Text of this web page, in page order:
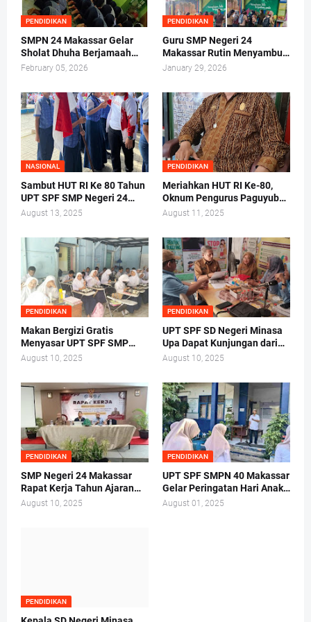
PENDIDIKAN
SMPN 24 Makassar Gelar
Sholat Dhuha Berjamaah
Sebelum Kegiatan Belajar
February 05, 2026
PENDIDIKAN
Guru SMP Negeri 24
Makassar Rutin Menyambut
Siswa di Gerbang
January 29, 2026
NASIONAL
Sambut HUT RI Ke 80 Tahun
UPT SPF SMP Negeri 24
Makassar Gelar Pelantikan
2026.
August 13, 2025
PENDIDIKAN
Meriahkan HUT RI Ke-80,
Oknum Pengurus Paguyuban
SDN Labuang Baji 2 Pungut
August 11, 2025
PENDIDIKAN
Makan Bergizi Gratis
Menyasar UPT SPF SMP
Negeri 40 Makassar
August 10, 2025
PENDIDIKAN
UPT SPF SD Negeri Minasa
Upa Dapat Kunjungan dari
Tim Lembaga Administrasi
August 10, 2025
PENDIDIKAN
SMP Negeri 24 Makassar
Rapat Kerja Tahun Ajaran
2025/2026 di Hotel Whiz
August 10, 2025
PENDIDIKAN
UPT SPF SMPN 40 Makassar
Gelar Peringatan Hari Anak
Nasional Tahun 2025
August 01, 2025
PENDIDIKAN